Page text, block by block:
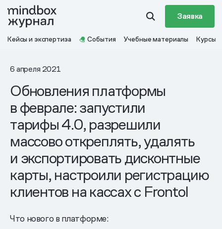
Заявка
Кейсы и экспертиза События Учебные материалы Курсы
6 апреля 2021
Обновления платформы
в феврале: запустили
тарифы 4.0, разрешили
массово откреплять, удалять
и экспортировать дисконтные
карты, настроили регистрацию
клиентов на кассах с Frontol
Что нового в платформе: